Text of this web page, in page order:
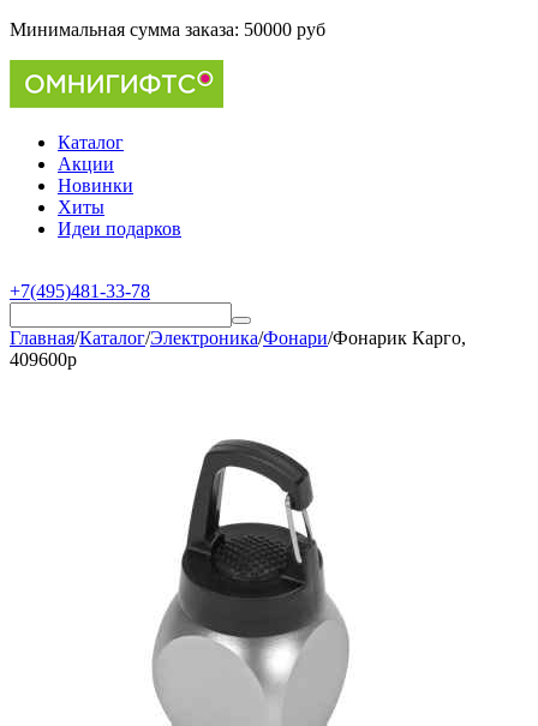
Минимальная сумма заказа: 50000 руб
Каталог
Акции
Новинки
Хиты
Идеи подарков
+7(495)481-33-78
Главная/Каталог/Электроника/Фонари/Фонарик Карго,
409600p